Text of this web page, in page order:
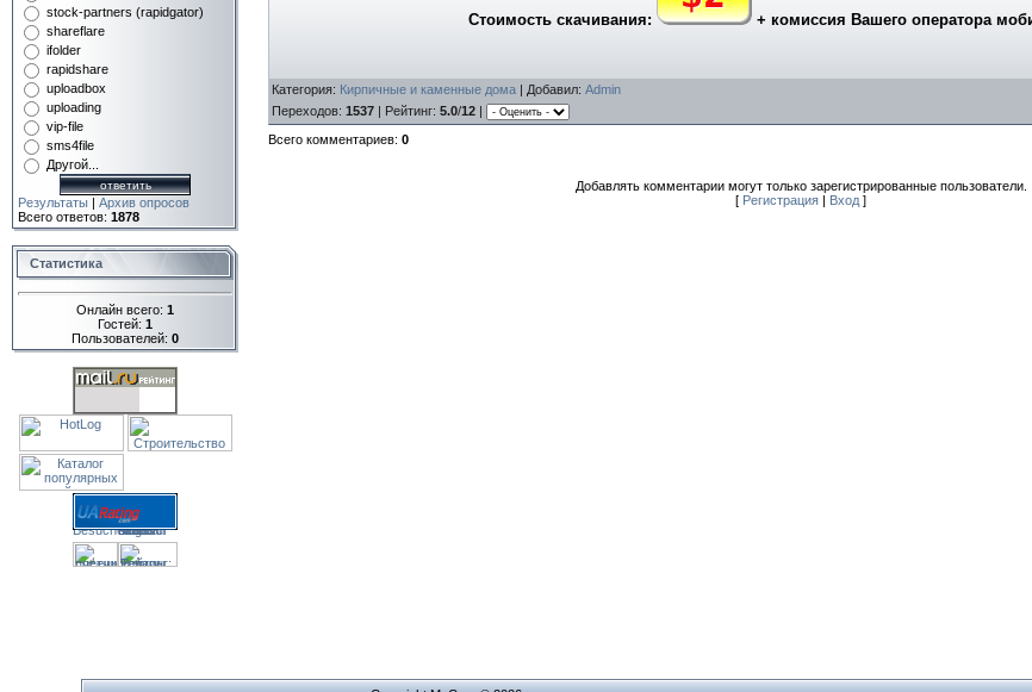
stock-partners (rapidgator)
shareflare
ifolder
rapidshare
uploadbox
uploading
vip-file
sms4file
Другой...
Результаты | Архив опросов
Всего ответов: 1878
Статистика
Онлайн всего: 1
Гостей: 1
Пользователей: 0
Стоимость скачивания: + комиссия Вашего оператора
Категория: Кирпичные и каменные дома | Добавил: Admin
Переходов: 1537 | Рейтинг: 5.0/12 |
Всего комментариев: 0
Добавлять комментарии могут только зарегистрированные пользователи.
[ Регистрация | Вход ]